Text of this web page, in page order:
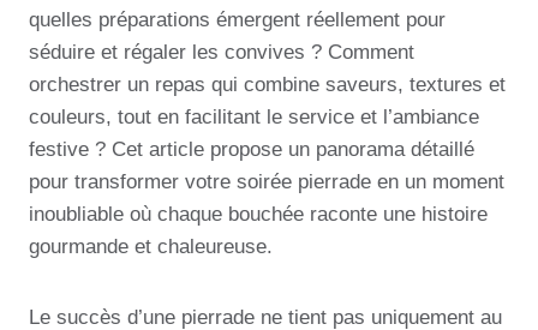
quelles préparations émergent réellement pour
séduire et régaler les convives ? Comment
orchestrer un repas qui combine saveurs, textures et
couleurs, tout en facilitant le service et l’ambiance
festive ? Cet article propose un panorama détaillé
pour transformer votre soirée pierrade en un moment
inoubliable où chaque bouchée raconte une histoire
gourmande et chaleureuse.
Le succès d’une pierrade ne tient pas uniquement au